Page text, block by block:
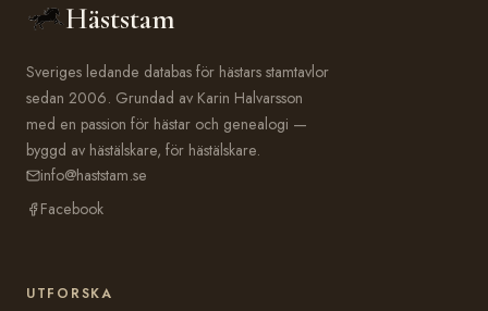
Häststam
Sveriges ledande databas för hästars stamtavlor
sedan 2006. Grundad av Karin Halvarsson
med en passion för hästar och genealogi —
byggd av hästälskare, för hästälskare.
info@haststam.se
Facebook
UTFORSKA